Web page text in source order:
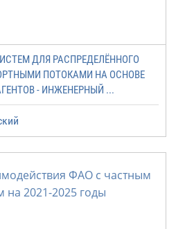
ДЛЯ РАСПРЕДЕЛЁННОГО
ПОТОКАМИ НА ОСНОВЕ
- ИНЖЕНЕРНЫЙ ...